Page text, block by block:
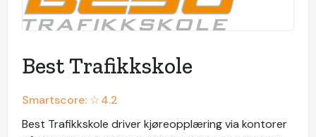
Best Trafikkskole
Smartscore: ☆4.2
Best Trafikkskole driver kjøreopplæring via kontorer